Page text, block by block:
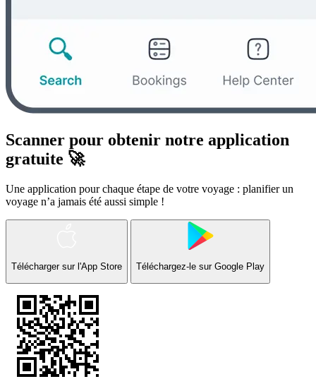
Scanner pour obtenir notre application
gratuite 🚀
Une application pour chaque étape de votre voyage : planifier un
voyage n’a jamais été aussi simple !
Télécharger sur l'App Store Téléchargez-le sur Google Play